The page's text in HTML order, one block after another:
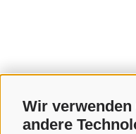
Wir
andere